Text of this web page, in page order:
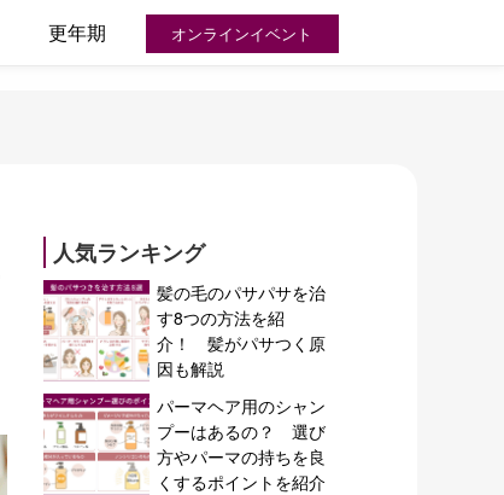
更年期 オンラインイベント
人気ランキング
髪の毛のパサパサを治
す8つの方法を紹
介！ 髪がパサつく原
因も解説
パーマヘア用のシャン
プーはあるの？ 選び
方やパーマの持ちを良
くするポイントを紹介